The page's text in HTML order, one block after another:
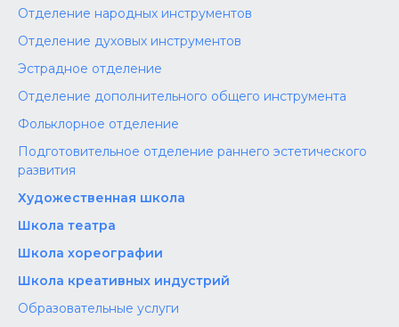
Отделение народных инструментов
Отделение духовых инструментов
Эстрадное отделение
Отделение дополнительного общего инструмента
Фольклорное отделение
Подготовительное отделение раннего эстетического
развития
Художественная школа
Школа‌‌‌‌ театра
Школа хореографии
Школа креативных индустрий
Образовательные услуги